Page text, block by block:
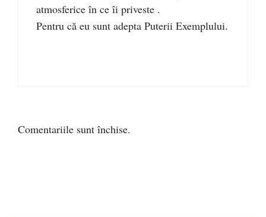
atmosferice în ce îi priveste .
Pentru că eu sunt adepta Puterii Exemplului.
Comentariile sunt închise.